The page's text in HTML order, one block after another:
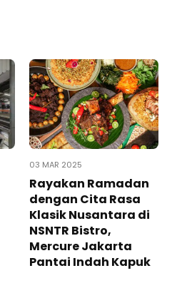
03 MAR 2025
Rayakan Ramadan
dengan Cita Rasa
Klasik Nusantara di
NSNTR Bistro,
Mercure Jakarta
Pantai Indah Kapuk